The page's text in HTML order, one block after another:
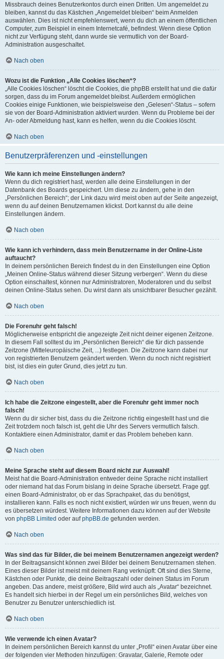
Missbrauch deines Benutzerkontos durch einen Dritten. Um angemeldet zu
bleiben, kannst du das Kästchen „Angemeldet bleiben“ beim Anmelden
auswählen. Dies ist nicht empfehlenswert, wenn du dich an einem öffentlichen
Computer, zum Beispiel in einem Internetcafé, befindest. Wenn diese Option
nicht zur Verfügung steht, dann wurde sie vermutlich von der Board-
Administration ausgeschaltet.
Nach oben
Wozu ist die Funktion „Alle Cookies löschen“?
„Alle Cookies löschen“ löscht die Cookies, die phpBB erstellt hat und die dafür
sorgen, dass du im Forum angemeldet bleibst. Außerdem ermöglichen
Cookies einige Funktionen, wie beispielsweise den „Gelesen“-Status – sofern
sie von der Board-Administration aktiviert wurden. Wenn du Probleme bei der
An- oder Abmeldung hast, kann es helfen, wenn du die Cookies löscht.
Nach oben
Benutzerpräferenzen und -einstellungen
Wie kann ich meine Einstellungen ändern?
Wenn du dich registriert hast, werden alle deine Einstellungen in der
Datenbank des Boards gespeichert. Um diese zu ändern, gehe in den
„Persönlichen Bereich“; der Link dazu wird meist oben auf der Seite angezeigt,
wenn du auf deinen Benutzernamen klickst. Dort kannst du alle deine
Einstellungen ändern.
Nach oben
Wie kann ich verhindern, dass mein Benutzername in der Online-Liste
auftaucht?
In deinem persönlichen Bereich findest du in den Einstellungen eine Option
„Meinen Online-Status während dieser Sitzung verbergen“. Wenn du diese
Option einschaltest, können nur Administratoren, Moderatoren und du selbst
deinen Online-Status sehen. Du wirst dann als unsichtbarer Besucher gezählt.
Nach oben
Die Forenuhr geht falsch!
Möglicherweise entspricht die angezeigte Zeit nicht deiner eigenen Zeitzone.
In diesem Fall solltest du im „Persönlichen Bereich“ die für dich passende
Zeitzone (Mitteleuropäische Zeit, ...) festlegen. Die Zeitzone kann dabei nur
von registrierten Benutzern geändert werden. Wenn du noch nicht registriert
bist, ist dies ein guter Grund, dies jetzt zu tun.
Nach oben
Ich habe die Zeitzone eingestellt, aber die Forenuhr geht immer noch
falsch!
Wenn du dir sicher bist, dass du die Zeitzone richtig eingestellt hast und die
Zeit trotzdem noch falsch ist, geht die Uhr des Servers vermutlich falsch.
Kontaktiere einen Administrator, damit er das Problem beheben kann.
Nach oben
Meine Sprache steht auf diesem Board nicht zur Auswahl!
Meist hat die Board-Administration entweder deine Sprache nicht installiert
oder niemand hat das Forum bislang in deine Sprache übersetzt. Frage ggf.
einen Board-Administrator, ob er das Sprachpaket, das du benötigst,
installieren kann. Falls es noch nicht existiert, würden wir uns freuen, wenn du
es übersetzen würdest. Weitere Informationen dazu können auf der Website
von phpBB Limited oder aufphpBB.de gefunden werden.
Nach oben
Was sind das für Bilder, die bei meinem Benutzernamen angezeigt werden?
In der Beitragsansicht können zwei Bilder bei deinem Benutzernamen stehen.
Eines dieser Bilder ist meist mit deinem Rang verknüpft: Oft sind dies Sterne,
Kästchen oder Punkte, die deine Beitragszahl oder deinen Status im Forum
angeben. Das andere, meist größere, Bild wird auch als „Avatar“ bezeichnet.
Es handelt sich hierbei in der Regel um ein persönliches Bild, welches von
Benutzer zu Benutzer unterschiedlich ist.
Nach oben
Wie verwende ich einen Avatar?
In deinem persönlichen Bereich kannst du unter „Profil“ einen Avatar über eine
der folgenden vier Methoden hinzufügen: Gravatar, Galerie, Remote oder